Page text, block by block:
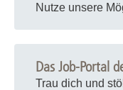
Nutze unsere
Das Job-Portal
Trau dich und